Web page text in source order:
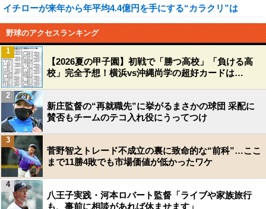
イチローが来年から年平均4.4億円を手にする“カラクリ”は
野球のアクセスランキング
【2026夏の甲子園】初戦で「勝つ高校」「負ける高
校」完全予想！横浜vs沖縄尚学の超好カードは…
1
新庄監督の“再就職先”に挙がるまさかの球団 采配に
賛否もチームのテコ入れ役にうってつけ
2
菅野智之トレード不成立の裏に致命的な“前科”…ここ
まで11勝4敗でも市場価値が低かったワケ
3
八王子実践・河本ロバート監督「ライブや家族旅行
も、事前に相談があれば休ませます」
4